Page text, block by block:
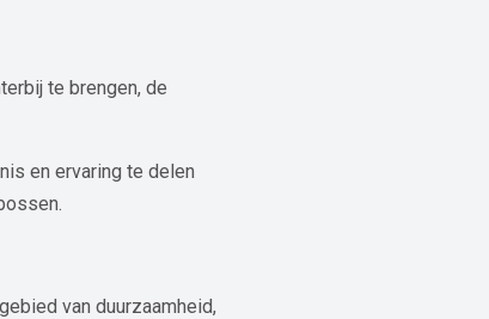
te brengen, de
en ervaring te delen
van duurzaamheid,